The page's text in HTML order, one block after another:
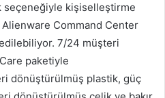
seçeneğiyle kişiselleştirme
Alienware Command Center
7/24 müşteri
paketiyle
dönüştürülmüş plastik, güç